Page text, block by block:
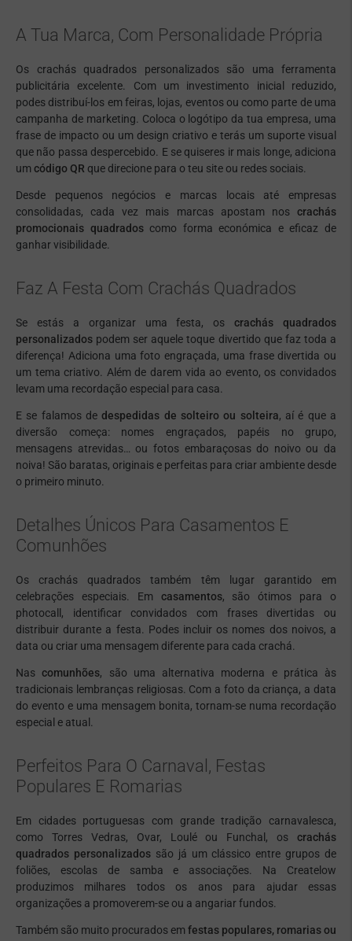
A Tua Marca, Com Personalidade Própria
Os crachás quadrados personalizados são uma ferramenta
publicitária excelente. Com um investimento inicial reduzido,
podes distribuí-los em feiras, lojas, eventos ou como parte de uma
campanha de marketing. Coloca o logótipo da tua empresa, uma
frase de impacto ou um design criativo e terás um suporte visual
que não passa despercebido. E se quiseres ir mais longe, adiciona
um código QR que direcione para o teu site ou redes sociais.
Desde pequenos negócios e marcas locais até empresas
consolidadas, cada vez mais marcas apostam nos crachás
promocionais quadradoscomo forma económica e eficaz de
ganhar visibilidade.
Faz A Festa Com Crachás Quadrados
Se estás a organizar uma festa, oscrachás quadrados
personalizados podem ser aquele toque divertido que faz toda a
diferença! Adiciona uma foto engraçada, uma frase divertida ou
um tema criativo. Além de darem vida ao evento, os convidados
levam uma recordação especial para casa.
E se falamos dedespedidas de solteiro ou solteira, aí é que a
diversão começa: nomes engraçados, papéis no grupo,
mensagens atrevidas… ou fotos embaraçosas do noivo ou da
noiva! São baratas, originais e perfeitas para criar ambiente desde
o primeiro minuto.
Detalhes Únicos Para Casamentos E
Comunhões
Os crachás quadrados também têm lugar garantido em
celebrações especiais. Em casamentos, são ótimos para o
photocall, identificar convidados com frases divertidas ou
distribuir durante a festa. Podes incluir os nomes dos noivos, a
data ou criar uma mensagem diferente para cada crachá.
Nascomunhões, são uma alternativa moderna e prática às
tradicionais lembranças religiosas. Com a foto da criança, a data
do evento e uma mensagem bonita, tornam-se numa recordação
especial e atual.
Perfeitos Para O Carnaval, Festas
Populares E Romarias
Em cidades portuguesas com grande tradição carnavalesca,
como Torres Vedras, Ovar, Loulé ou Funchal, os crachás
quadrados personalizadossão já um clássico entre grupos de
foliões, escolas de samba e associações. Na Createlow
produzimos milhares todos os anos para ajudar essas
organizações a promoverem-se ou a angariar fundos.
Também são muito procurados em festas populares, romarias ou